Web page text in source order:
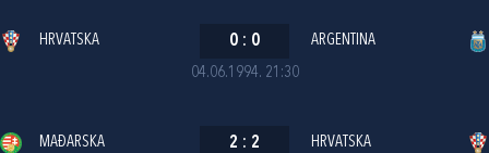
04.06.1994. 21:30
HRVATSKA 0 : 0 ARGENTINA
MAĐARSKA 2 : 2 HRVATSKA